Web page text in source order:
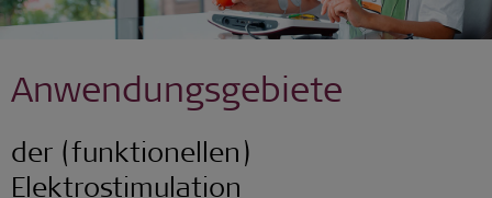
Anwendungsgebiete
der (funktionellen)
Elektrostimulation